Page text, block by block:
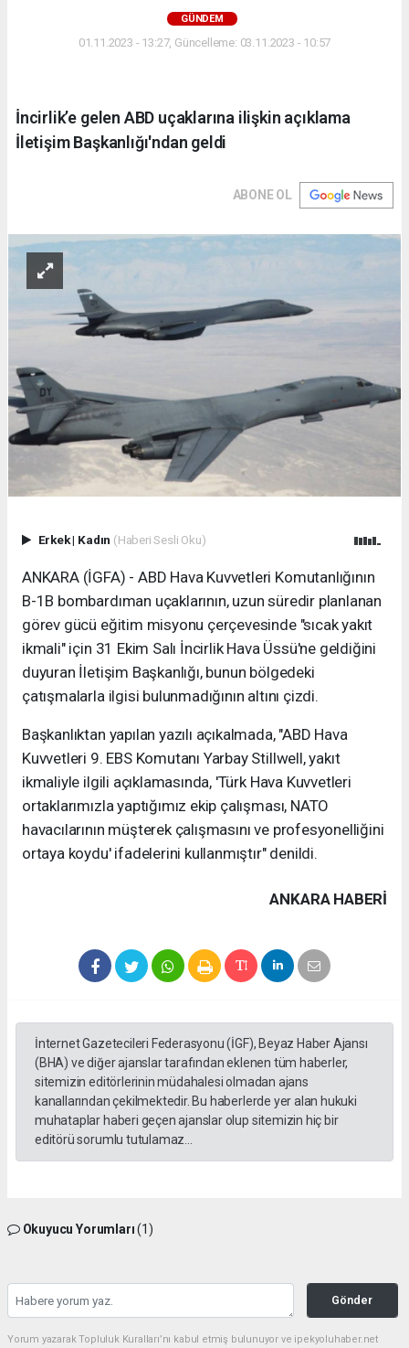
GÜNDEM
01.11.2023 - 13:27, Güncelleme: 03.11.2023 - 10:57
İncirlik’e gelen ABD uçaklarına ilişkin açıklama
İletişim Başkanlığı'ndan geldi
ABONE OL
Erkek| Kadın (Haberi Sesli Oku)
ANKARA (İGFA) - ABD Hava Kuvvetleri Komutanlığının
B-1B bombardıman uçaklarının, uzun süredir planlanan
görev gücü eğitim misyonu çerçevesinde "sıcak yakıt
ikmali" için 31 Ekim Salı İncirlik Hava Üssü'ne geldiğini
duyuran İletişim Başkanlığı, bunun bölgedeki
çatışmalarla ilgisi bulunmadığının altını çizdi.
Başkanlıktan yapılan yazılı açıkalmada, "ABD Hava
Kuvvetleri 9. EBS Komutanı Yarbay Stillwell, yakıt
ikmaliyle ilgili açıklamasında, 'Türk Hava Kuvvetleri
ortaklarımızla yaptığımız ekip çalışması, NATO
havacılarının müşterek çalışmasını ve profesyonelliğini
ortaya koydu' ifadelerini kullanmıştır" denildi.
ANKARA HABERİ
İnternet Gazetecileri Federasyonu (İGF), Beyaz Haber Ajansı
(BHA) ve diğer ajanslar tarafından eklenen tüm haberler,
sitemizin editörlerinin müdahalesi olmadan ajans
kanallarından çekilmektedir. Bu haberlerde yer alan hukuki
muhataplar haberi geçen ajanslar olup sitemizin hiç bir
editörü sorumlu tutulamaz...
Okuyucu Yorumları(1)
Gönder
Yorum yazarak Topluluk Kuralları’nı kabul etmiş bulunuyor ve ipekyoluhaber.net